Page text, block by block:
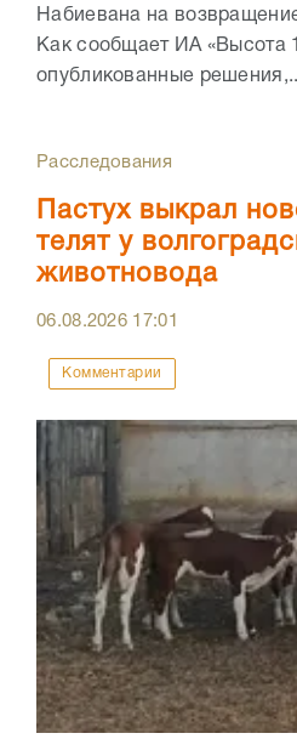
Набиевана на
Как сообщает ИА «Высота
опубликованные
Расследования
Пастух выкрал
телят у
животновода
06.08.2026 17:01
Комментарии